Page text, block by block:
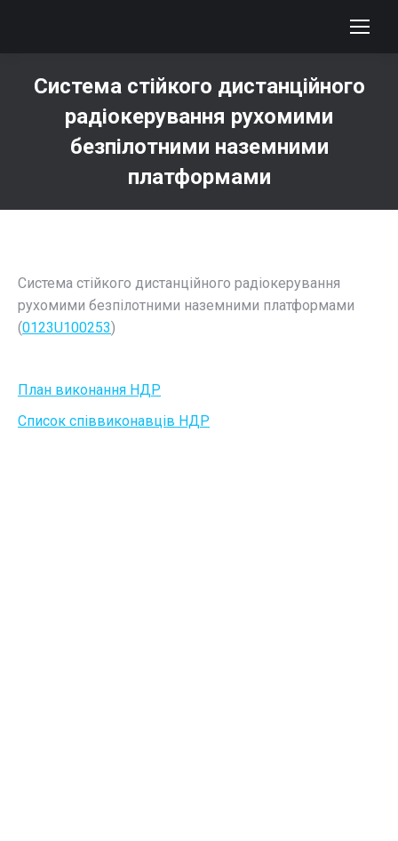
Система стійкого дистанційного
радіокерування рухомими
безпілотними наземними
платформами
Система стійкого дистанційного радіокерування
рухомими безпілотними наземними платформами
(0123U100253)
План виконання НДР
Список співвиконавців НДР